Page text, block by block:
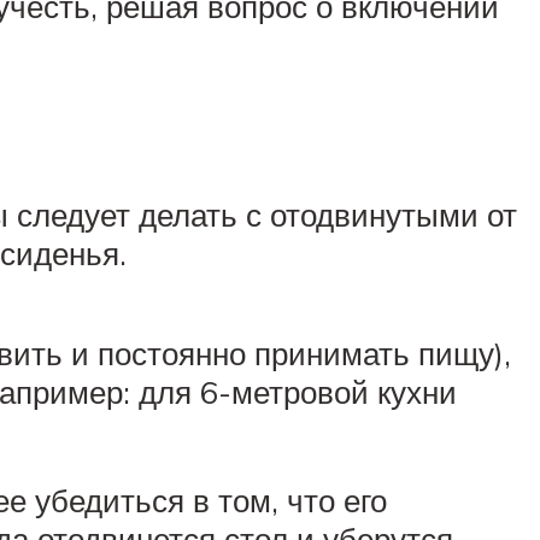
делать с отодвинутыми от
и постоянно принимать пищу),
для 6-метровой кухни
убедиться в том, что его